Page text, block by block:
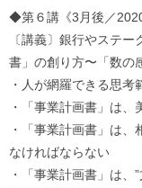
◆第６講《3月後／
〔講義〕銀行やステ
書」の創り方〜「数の
・人が網羅できる思考
・「事業計画書」は
・「事業計画書」は
なければならない
・「事業計画書」は、”